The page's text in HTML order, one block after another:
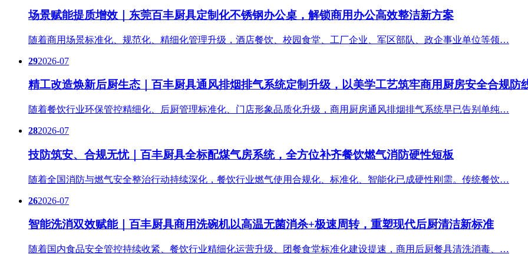
场景赋能提质增效｜东莞百丰厨具定制化不锈钢办公桌，解锁商用办公高效整洁新方案
随着商用场景标准化、规范化、精细化管理升级，酒店餐饮、校园食堂、工厂企业、军区部队、政企事业单位等领…
292026-07
精工改造焕新后厨生态｜百丰厨具通风排烟排气系统定制升级，以美学工艺筑牢商用厨房安全合规防
随着餐饮行业环保管控精细化、后厨管理标准化、门店形象品质化升级，商用厨房通风排烟排气系统早已告别单纯…
282026-07
技防筑安、合规无忧｜百丰厨具全标配煤气房系统，全方位补齐餐饮燃气消防硬性短板
随着全国消防与燃气安全整治行动持续深化，餐饮行业燃气使用合规化、标准化、智能化已成硬性刚需。传统餐饮…
262026-07
智能洗消双效赋能｜百丰厨具商用洗碗机以高温无菌消杀+极速周转，重塑现代后厨清洁新标准
随着国内食品安全管控持续收紧、餐饮行业精细化运营升级、团餐食堂标准化建设提速，商用后厨餐具清洗消毒、…